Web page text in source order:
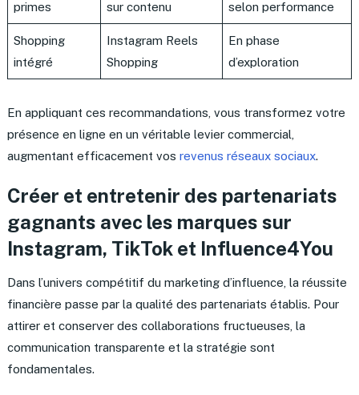
primes
sur contenu
selon performance
Shopping
intégré
Instagram Reels
Shopping
En phase
d’exploration
En appliquant ces recommandations, vous transformez votre
présence en ligne en un véritable levier commercial,
augmentant efficacement vos revenus réseaux sociaux.
Créer et entretenir des partenariats
gagnants avec les marques sur
Instagram, TikTok et Influence4You
Dans l’univers compétitif du marketing d’influence, la réussite
financière passe par la qualité des partenariats établis. Pour
attirer et conserver des collaborations fructueuses, la
communication transparente et la stratégie sont
fondamentales.